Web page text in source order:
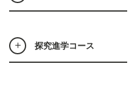
探究進学コース